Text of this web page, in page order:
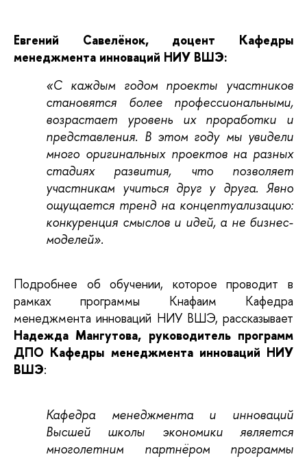
Евгений Савелёнок, доцент Кафедры
менеджмента инноваций НИУ ВШЭ:
«С каждым годом проекты участников
становятся более профессиональными,
возрастает уровень их проработки и
представления. В этом году мы увидели
много оригинальных проектов на разных
стадиях развития, что позволяет
участникам учиться друг у друга. Явно
ощущается тренд на концептуализацию:
конкуренция смыслов и идей, а не бизнес-
моделей».
Подробнее об обучении, которое проводит в
рамках программы Кнафаим Кафедра
менеджмента инноваций НИУ ВШЭ, рассказывает
Надежда Мангутова, руководитель программ
ДПО Кафедры менеджмента инноваций НИУ
ВШЭ:
Кафедра менеджмента и инноваций
Высшей школы экономики является
многолетним партнёром программы